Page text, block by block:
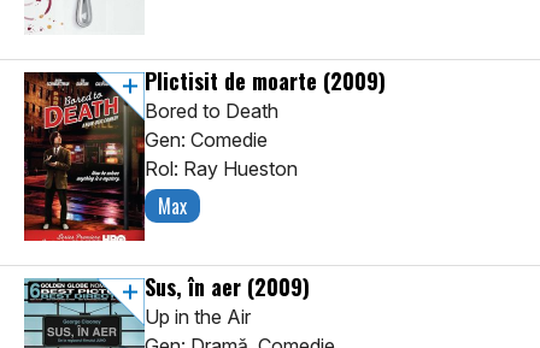
Plictisit de moarte (2009)
Bored to Death
Gen: Comedie
Rol: Ray Hueston
Max
Sus, în aer (2009)
Up in the Air